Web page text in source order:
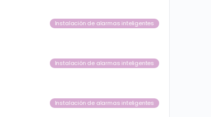
Instalación de alarmas inteligentes
Instalación de alarmas inteligentes
Instalación de alarmas inteligentes